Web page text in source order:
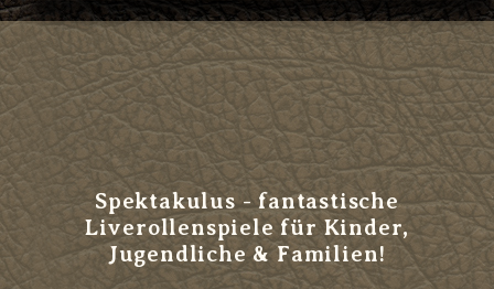
Spektakulus - fantastische
Liverollenspiele für Kinder,
Jugendliche & Familien!